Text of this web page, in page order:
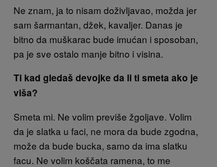
Ne znam, ja to nisam doživljavao, možda jer
sam šarmantan, džek, kavaljer. Danas je
bitno da muškarac bude imućan i sposoban,
pa je sve ostalo manje bitno i visina.
Ti kad gledaš devojke da li ti smeta ako je
viša?
Smeta mi. Ne volim previše žgoljave. Volim
da je slatka u faci, ne mora da bude zgodna,
može da bude bucka, samo da ima slatku
facu. Ne volim koščata ramena, to me